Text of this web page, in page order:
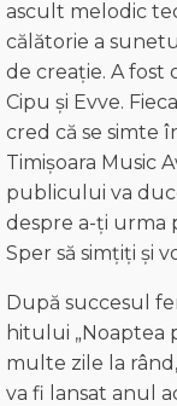
ascult melodic
călătorie a
de creație. A fost
Cipu și Evve.
cred că se simte
Timișoara Music
publicului va
despre a-ți urma
Sper să simțiți și
După succesul
hitului „Noaptea
multe zile la
va fi lansat anul